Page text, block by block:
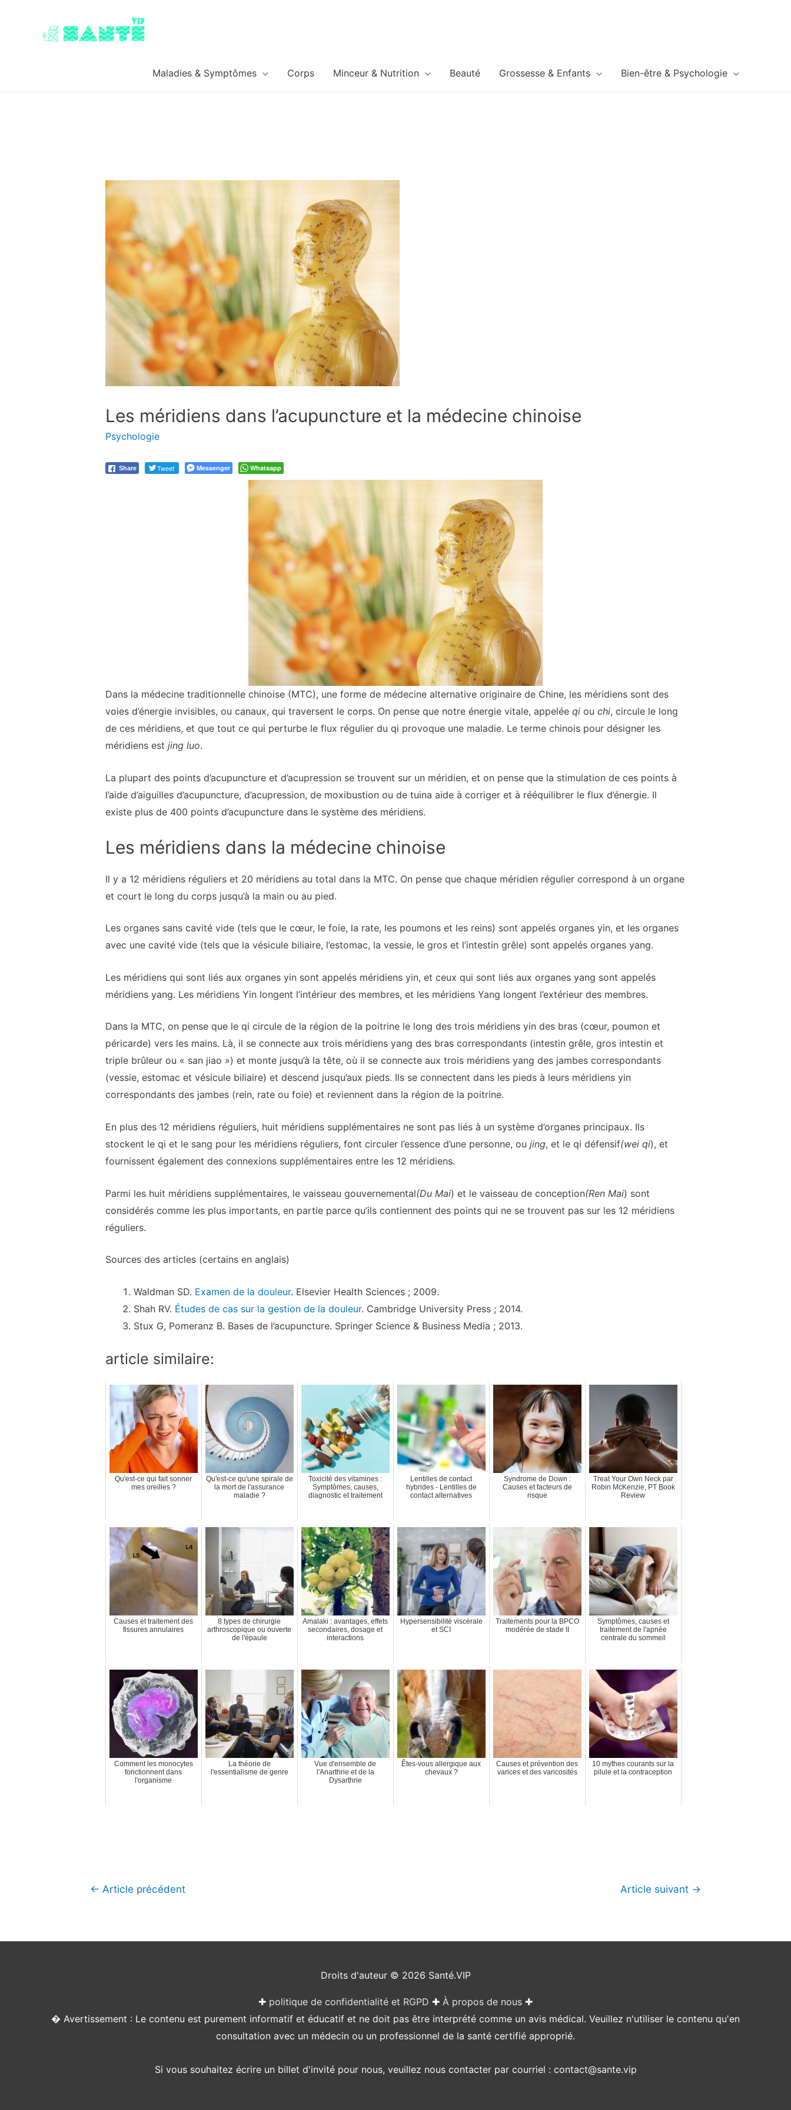
Maladies & Symptômes Corps Minceur & Nutrition Beauté Grossesse & Enfants Bien-être & Psychologie
Les méridiens dans l’acupuncture et la médecine chinoise
Psychologie
Share Tweet Messenger Whatsapp
Dans la médecine traditionnelle chinoise (MTC), une forme de médecine alternative originaire de Chine, les méridiens sont des
voies d’énergie invisibles, ou canaux, qui traversent le corps. On pense que notre énergie vitale, appelée qiou chi, circule le long
de ces méridiens, et que tout ce qui perturbe le flux régulier du qi provoque une maladie. Le terme chinois pour désigner les
méridiens est jing luo.
La plupart des points d’acupuncture et d’acupression se trouvent sur un méridien, et on pense que la stimulation de ces points à
l’aide d’aiguilles d’acupuncture, d’acupression, de moxibustion ou de tuina aide à corriger et à rééquilibrer le flux d’énergie. Il
existe plus de 400 points d’acupuncture dans le système des méridiens.
Les méridiens dans la médecine chinoise
Il y a 12 méridiens réguliers et 20 méridiens au total dans la MTC. On pense que chaque méridien régulier correspond à un organe
et court le long du corps jusqu’à la main ou au pied.
Les organes sans cavité vide (tels que le cœur, le foie, la rate, les poumons et les reins) sont appelés organes yin, et les organes
avec une cavité vide (tels que la vésicule biliaire, l’estomac, la vessie, le gros et l’intestin grêle) sont appelés organes yang.
Les méridiens qui sont liés aux organes yin sont appelés méridiens yin, et ceux qui sont liés aux organes yang sont appelés
méridiens yang. Les méridiens Yin longent l’intérieur des membres, et les méridiens Yang longent l’extérieur des membres.
Dans la MTC, on pense que le qi circule de la région de la poitrine le long des trois méridiens yin des bras (cœur, poumon et
péricarde) vers les mains. Là, il se connecte aux trois méridiens yang des bras correspondants (intestin grêle, gros intestin et
triple brûleur ou « san jiao ») et monte jusqu’à la tête, où il se connecte aux trois méridiens yang des jambes correspondants
(vessie, estomac et vésicule biliaire) et descend jusqu’aux pieds. Ils se connectent dans les pieds à leurs méridiens yin
correspondants des jambes (rein, rate ou foie) et reviennent dans la région de la poitrine.
En plus des 12 méridiens réguliers, huit méridiens supplémentaires ne sont pas liés à un système d’organes principaux. Ils
stockent le qi et le sang pour les méridiens réguliers, font circuler l’essence d’une personne, ou jing, et le qi défensif(wei qi), et
fournissent également des connexions supplémentaires entre les 12 méridiens.
Parmi les huit méridiens supplémentaires, le vaisseau gouvernemental(Du Mai) et le vaisseau de conception(Ren Mai) sont
considérés comme les plus importants, en partie parce qu’ils contiennent des points qui ne se trouvent pas sur les 12 méridiens
réguliers.
Sources des articles (certains en anglais)
Waldman SD. Examen de la douleur. Elsevier Health Sciences ; 2009.
Shah RV. Études de cas sur la gestion de la douleur. Cambridge University Press ; 2014.
Stux G, Pomeranz B. Bases de l’acupuncture. Springer Science & Business Media ; 2013.
article similaire:
Qu'est-ce qui fait sonner
mes oreilles ?
Qu'est-ce qu'une spirale de
la mort de l'assurance
maladie ?
Toxicité des vitamines :
Symptômes, causes,
diagnostic et traitement
Lentilles de contact
hybrides - Lentilles de
contact alternatives
Syndrome de Down :
Causes et facteurs de
risque
Treat Your Own Neck par
Robin McKenzie, PT Book
Review
Causes et traitement des
fissures annulaires
8 types de chirurgie
arthroscopique ou ouverte
de l'épaule
Amalaki : avantages, effets
secondaires, dosage et
interactions
Hypersensibilité viscérale
et SCI
Traitements pour la BPCO
modérée de stade II
Symptômes, causes et
traitement de l'apnée
centrale du sommeil
Comment les monocytes
fonctionnent dans
l'organisme
La théorie de
l'essentialisme de genre
Vue d'ensemble de
l'Anarthrie et de la
Dysarthrie
Êtes-vous allergique aux
chevaux ?
Causes et prévention des
varices et des varicosités
10 mythes courants sur la
pilule et la contraception
Navigation
← Article précédent Article suivant →
Droits d'auteur © 2026 Santé.VIP
✚ politique de confidentialité et RGPD ✚ À propos de nous ✚
� Avertissement : Le contenu est purement informatif et éducatif et ne doit pas être interprété comme un avis médical. Veuillez n'utiliser le contenu qu'en
consultation avec un médecin ou un professionnel de la santé certifié approprié.
Si vous souhaitez écrire un billet d'invité pour nous, veuillez nous contacter par courriel : contact@sante.vip